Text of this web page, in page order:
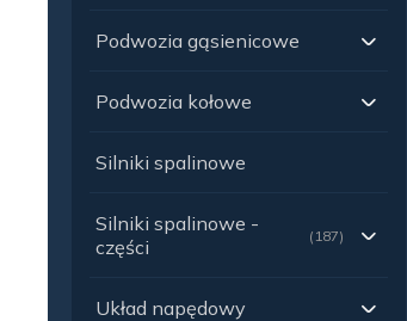
Podwozia gąsienicowe
Podwozia kołowe
Silniki spalinowe
Silniki spalinowe -
części
(187)
Układ napędowy